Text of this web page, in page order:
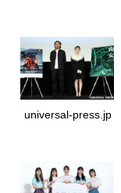
universal-press.jp